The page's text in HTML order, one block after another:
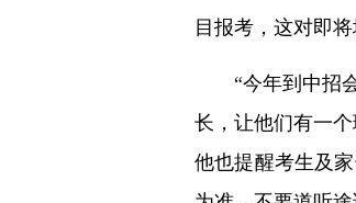
目报考，这对即
“今年到中招会
长，让他们有一
他也提醒考生及